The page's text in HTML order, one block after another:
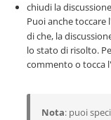
chiudi la
Puoi anche toccare
di che, la
lo stato di risolto.
commento o tocca
Nota: puoi